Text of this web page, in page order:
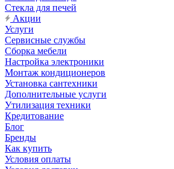
Стекла для печей
Акции
Услуги
Сервисные службы
Сборка мебели
Настройка электроники
Монтаж кондиционеров
Установка сантехники
Дополнительные услуги
Утилизация техники
Кредитование
Блог
Бренды
Как купить
Условия оплаты